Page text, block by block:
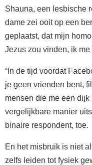
Shauna, een lesbische
dame zei ooit op een
geplaatst, dat mijn
Jezus zou vinden, ik
“In de tijd voordat
je geen vrienden bent,
mensen die me een
vergelijkbare manier
binaire respondent, toe.
En het misbruik is niet
zelfs leiden tot fysiek